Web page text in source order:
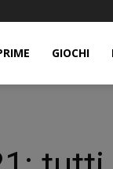
GIOCHI